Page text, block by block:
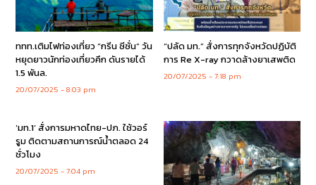
ททท.เติมไฟท่องเที่ยว “กรีน ซีซั่น” วัน
หยุดยาวนักท่องเที่ยวคึก ดันรายได้
1.5 พันล.
20/07/2025 8:03 pm
“ปลัด มท.” สั่งการทุกจังหวัดปฏิบัติ
การ Re X-ray กวาดล้างยาเสพติด
20/07/2025 7:18 pm
‘มท.1’ สั่งการมหาดไทย-ปภ. ใช้วอร์
รูม ติดตามสถานการณ์น้ำตลอด 24
ชั่วโมง
20/07/2025 7:04 pm